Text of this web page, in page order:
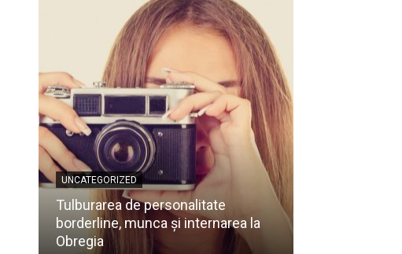
UNCATEGORIZED
Tulburarea de personalitate
borderline, munca și internarea la
Obregia